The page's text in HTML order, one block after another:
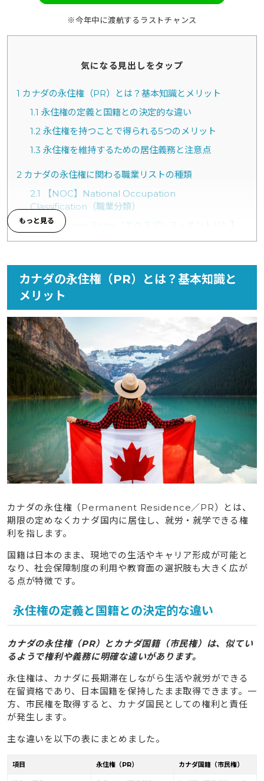
※今年中に渡航するラストチャンス
気になる見出しをタップ
1 カナダの永住権（PR）とは？基本知識とメリット
1.1 永住権の定義と国籍との決定的な違い
1.2永住権を持つことで得られる5つのメリット
1.3 永住権を維持するための居住義務と注意点
2 カナダの永住権に関わる職業リストの種類
2.1 【NOC】National Occupation
Classification（職業分類）
2.2【Express Entry（エクスプレス・エントリ）】
で利用される対象職種群（TEER 0, 1, 2, 3）
3永住権獲得を目指す6つの申請カテゴリー（主要ルー
ト）
4カナダの永住権を取りやすいNOC（最新職業リスト）
4.1ヘルスケア系（看護師・医療技術者など）
4.2IT・テクノロジー系エンジニア（ソフトウェア・電
気・サイバーセキュリティなど）
4.3技術職・貿易職（電気・配管・溶接など）
教育・保育系（幼児教育・教員など）
4.5
建設・スキル職（大工・塗装・重機整備など）
4.6 農業・食品加工系（食肉処理・農場監督など）
4.7管理職・専門職（会計士・ビジネス管理・政府職
5費用もしくは学歴がない方にも現実的な永住権取得方法
6カナダで永住権獲得を目指したい方にタビケン留学がお
すすめできる理由
7カナダの永住権取得が見込める職業に就くためのコツ
が高い職種を狙う
7.2カレッジ・大学に進学してPost-Graduation
Work Permit（PGWP）を取得
7.3永住に直結しやすい制度との連動を目指す
7.4家族関係を活用して永住権取得を目指す
8
カナダの永住権の取得と職業選びに関する注意点
8.1同じ職業でもビザごとに求められる条件が異なる
8.2学歴や留学先の選択で将来のビザ可能性が変わる
カナダで就きたい職業が職業リストにない場合
カナダの永住権（PR）とは？基本知識と
メリット
カナダの永住権（Permanent Residence／PR）とは、
期限の定めなくカナダ国内に居住し、就労・就学できる権
利を指します。
国籍は日本のまま、現地での生活やキャリア形成が可能と
なり、社会保障制度の利用や教育面の選択肢も大きく広が
る点が特徴です。
永住権の定義と国籍との決定的な違い
カナダの永住権（PR）とカナダ国籍（市民権）は、似てい
るようで権利や義務に明確な違いがあります。
永住権は、カナダに長期滞在しながら生活や就労ができる
在留資格であり、日本国籍を保持したまま取得できます。一
方、市民権を取得すると、カナダ国民としての権利と責任
が発生します。
主な違いを以下の表にまとめました。
項目 永住権（PR） カナダ国籍（市民権）